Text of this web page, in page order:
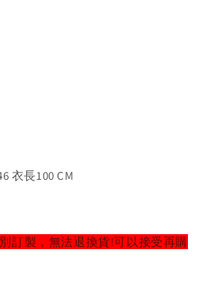
衣長100 CM
訂製，無法退換貨!可以接受再購